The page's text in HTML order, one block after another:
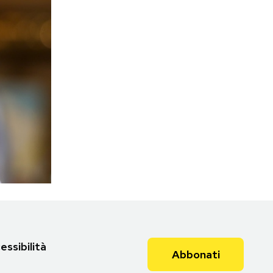
Abbonati